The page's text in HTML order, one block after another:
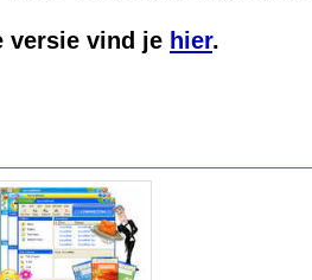
versie vind je hier.